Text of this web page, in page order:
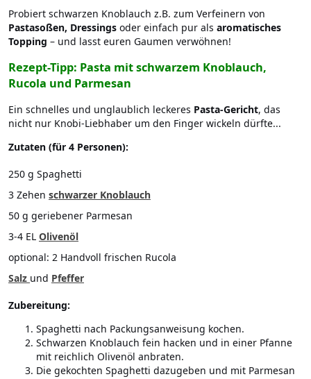
Probiert schwarzen Knoblauch z.B. zum Verfeinern von
Pastasoßen, Dressings oder einfach pur als aromatisches
Topping – und lasst euren Gaumen verwöhnen!
Rezept-Tipp: Pasta mit schwarzem Knoblauch,
Rucola und Parmesan
Ein schnelles und unglaublich leckeres Pasta-Gericht, das
nicht nur Knobi-Liebhaber um den Finger wickeln dürfte...
Zutaten (für 4 Personen):
250 g Spaghetti
3 Zehen schwarzer Knoblauch
50 g geriebener Parmesan
3-4 EL Olivenöl
optional: 2 Handvoll frischen Rucola
Salz und Pfeffer
Zubereitung:
Spaghetti nach Packungsanweisung kochen.
Schwarzen Knoblauch fein hacken und in einer Pfanne
mit reichlich Olivenöl anbraten.
Die gekochten Spaghetti dazugeben und mit Parmesan